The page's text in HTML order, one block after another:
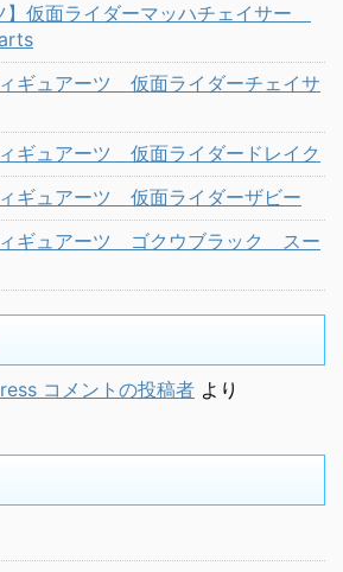
】仮面ライダーマッハチェイサー
ィギュアーツ 仮面ライダーチェイサ
ィギュアーツ 仮面ライダードレイク
ィギュアーツ 仮面ライダーザビー
ィギュアーツ ゴクウブラック スー
コメントの投稿者 より